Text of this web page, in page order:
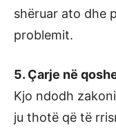
shëruar ato dhe
problemit.
5. Çarje në
Kjo ndodh
ju thotë që të